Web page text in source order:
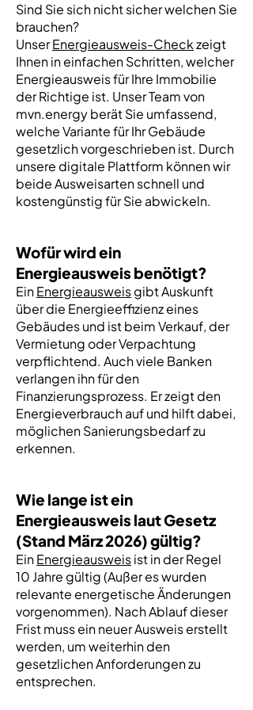
Sind Sie sich nicht sicher welchen Sie
brauchen?
UnserEnergieausweis-Checkzeigt
Ihnen in einfachen Schritten, welcher
Energieausweis für Ihre Immobilie
der Richtige ist. Unser Team von
mvn.energy berät Sie umfassend,
welche Variante für Ihr Gebäude
gesetzlich vorgeschrieben ist. Durch
unsere digitale Plattform können wir
beide Ausweisarten schnell und
kostengünstig für Sie abwickeln.
Wofür wird ein
Energieausweis benötigt?
EinEnergieausweisgibt Auskunft
über die Energieeffizienz eines
Gebäudes und ist beim Verkauf, der
Vermietung oder Verpachtung
verpflichtend. Auch viele Banken
verlangen ihn für den
Finanzierungsprozess. Er zeigt den
Energieverbrauch auf und hilft dabei,
möglichen Sanierungsbedarf zu
erkennen.
Wie lange ist ein
Energieausweis laut Gesetz
(Stand März 2026) gültig?
EinEnergieausweisist in der Regel
10 Jahre gültig (Außer es wurden
relevante energetische Änderungen
vorgenommen). Nach Ablauf dieser
Frist muss ein neuer Ausweis erstellt
werden, um weiterhin den
gesetzlichen Anforderungen zu
entsprechen.